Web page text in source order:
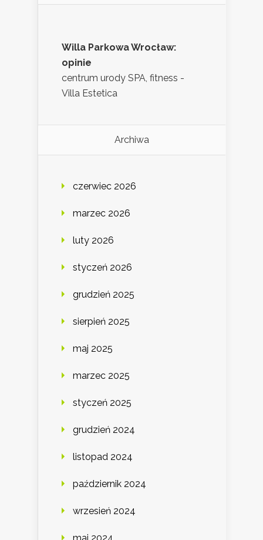
Willa Parkowa Wrocław:
opinie
centrum urody SPA, fitness -
Villa Estetica
Archiwa
czerwiec 2026
marzec 2026
luty 2026
styczeń 2026
grudzień 2025
sierpień 2025
maj 2025
marzec 2025
styczeń 2025
grudzień 2024
listopad 2024
październik 2024
wrzesień 2024
maj 2024